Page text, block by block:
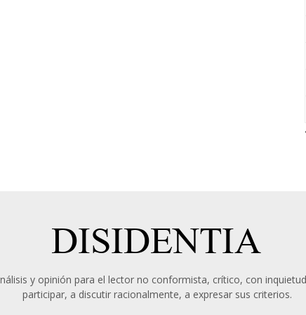
y opinión para el lector no conformista, crítico, con
participar, a discutir racionalmente, a expresar sus criterios.